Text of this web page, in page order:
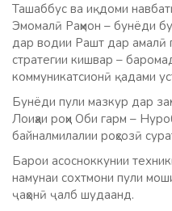
Ташаббус ва иқдоми
Эмомалӣ Раҳмон – бунёди
дар водии Рашт дар амалӣ
стратегии кишвар –
коммуникатсионӣ қадами
Бунёди пули мазкур дар
Лоиҳаи роҳи Оби гарм –
байналмилалии роҳсозӣ
Барои асосноккунии
намунаи сохтмони пули
ҷаҳонӣ ҷалб шудаанд.